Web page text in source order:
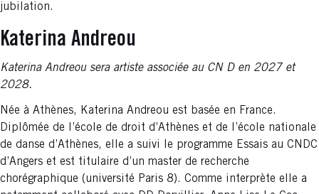
jubilation.
Katerina Andreou
Katerina Andreou sera artiste associée au CN D en 2027 et
2028.
Née à Athènes, Katerina Andreou est basée en France.
Diplômée de l’école de droit d’Athènes et de l’école nationale
de danse d’Athènes, elle a suivi le programme Essais au CNDC
d’Angers et est titulaire d’un master de recherche
chorégraphique (université Paris 8). Comme interprète elle a